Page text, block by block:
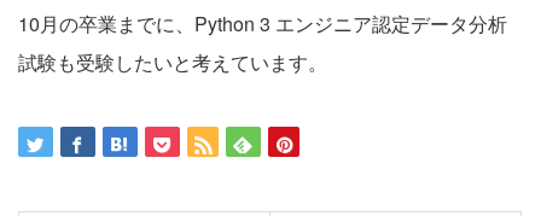
10月の卒業までに、Python 3 エンジニア認定データ分析
試験も受験したいと考えています。